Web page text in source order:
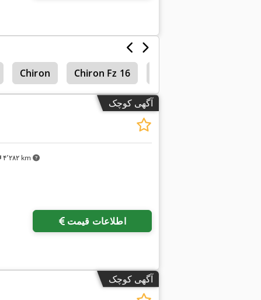
Chiron Chiron Fz 16
آگهی کوچک
۴٬۲۸۲ km
اطلاعات قیمت
آگهی کوچک